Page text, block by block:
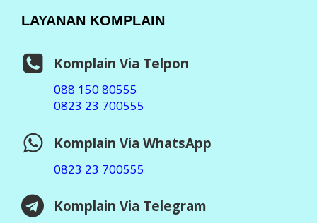
LAYANAN KOMPLAIN
Komplain Via Telpon
088 150 80555
0823 23 700555
Komplain Via WhatsApp
0823 23 700555
Komplain Via Telegram